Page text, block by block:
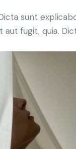
sunt
fugit, quia.